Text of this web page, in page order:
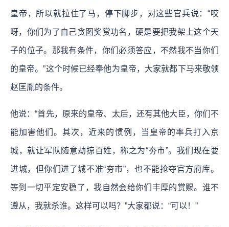
皇帝，所以就拉住了马，停下脚步，对这些官兵说：“哎
呀，你们为了自己贪图奖赏功名，硬是要把我架上这个天
子的位子。那我有条件，你们必须答应，不然我不当你们
的皇帝。”这个时候已经奉他为皇帝，大家就都下马来敬领
赵匡胤的条件。
他说：“首先，原来的皇帝、太后，还有其他大臣，你们不
能加害他们。其次，近来的惯例，当皇帝的率兵打入京
城，就让军队随意劫掠百姓，称之为“夯市”。我们现在要
进城，但你们进了城不准“夯市”，也不能抢夺官方府库。
等到一切平定安稳了，我自然会给你们丰厚的赏赐。谁不
遵从，我就杀谁。这样可以吗？”大家都说：“可以！”